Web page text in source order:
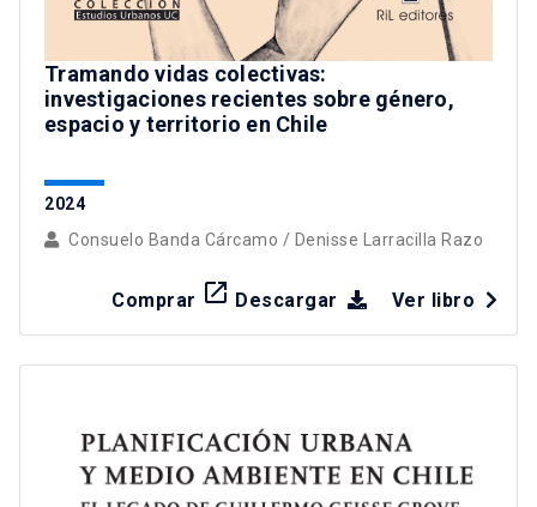
Tramando vidas colectivas:
investigaciones recientes sobre género,
espacio y territorio en Chile
2024
Consuelo Banda Cárcamo / Denisse Larracilla Razo
Comprar launch Descargar Ver libro